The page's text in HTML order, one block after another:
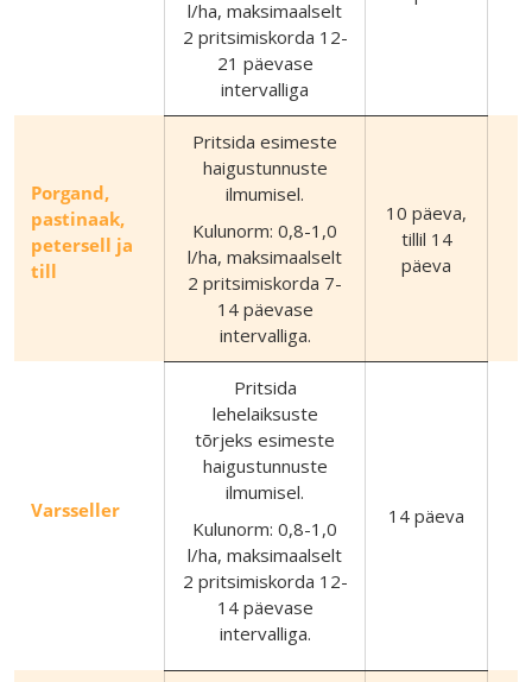
l/ha, maksimaalselt
2 pritsimiskorda 12-
21 päevase
intervalliga
Porgand,
pastinaak,
petersell ja
till
Pritsida esimeste
haigustunnuste
ilmumisel.
Kulunorm: 0,8-1,0
l/ha, maksimaalselt
2 pritsimiskorda 7-
14 päevase
intervalliga.
10 päeva,
tillil 14
päeva
Varsseller
Pritsida
lehelaiksuste
tõrjeks esimeste
haigustunnuste
ilmumisel.
Kulunorm: 0,8-1,0
l/ha, maksimaalselt
2 pritsimiskorda 12-
14 päevase
intervalliga.
14 päeva